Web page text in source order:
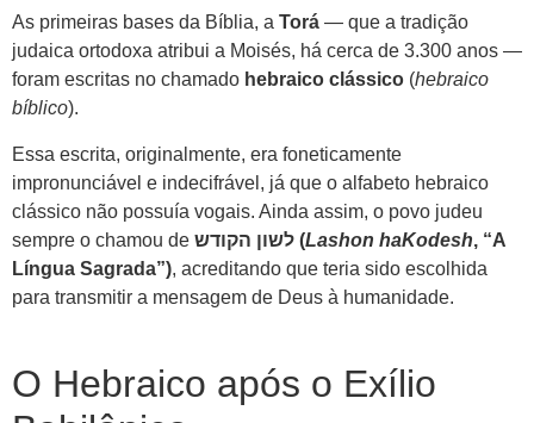
As primeiras bases da Bíblia, a Torá — que a tradição
judaica ortodoxa atribui a Moisés, há cerca de 3.300 anos —
foram escritas no chamado hebraico clássico (hebraico
bíblico).
Essa escrita, originalmente, era foneticamente
impronunciável e indecifrável, já que o alfabeto hebraico
clássico não possuía vogais. Ainda assim, o povo judeu
sempre o chamou de
לשון הקודש (Lashon haKodesh, “A
Língua Sagrada”), acreditando que teria sido escolhida
para transmitir a mensagem de Deus à humanidade.
O Hebraico após o Exílio